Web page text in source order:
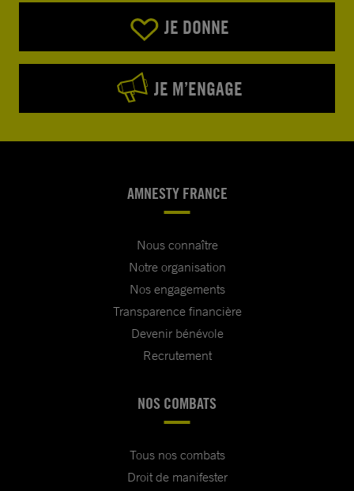
JE DONNE
JE M’ENGAGE
AMNESTY FRANCE
Nous connaître
Notre organisation
Nos engagements
Transparence financière
Devenir bénévole
Recrutement
NOS COMBATS
Tous nos combats
Droit de manifester